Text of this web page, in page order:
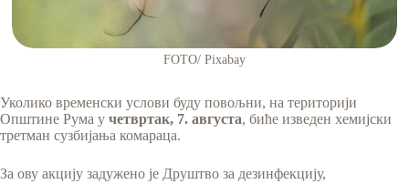
FOTO/ Pixabay
Уколико временски услови буду повољни, на територији
Општине Рума у четвртак, 7. августа, биће изведен хемијски
третман сузбијања комараца.
За ову акцију задужено је Друштво за дезинфекцију,